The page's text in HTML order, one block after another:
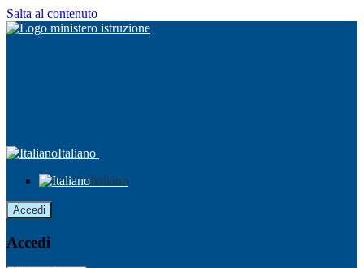
Salta al contenuto
Italiano
Italiano
Accedi
Accedi